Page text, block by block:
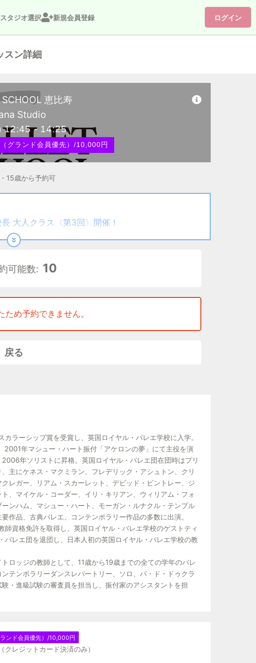
タジオ選択 新規会員登録 ログイン
スン詳細
恵比寿
Studio
12:45 - 14:25
グランド会員優先）/10,000円
15歳から予約可
大人クラス〈第3回〉開催！
の校長 蔵 健太による大人会員様対象クラス第
(YAGP) ではニューヨーク決選でも日本人とし
者として、国際的に評価を得ています。
したKumakawaメソッドは、アジア人がより早
は、大人の方がより美しく踊るためにも大変効果
教師・戸田梨紗子先生の参加が決定🌸✨
の機会にぜひご体験ください。
分）
スクール 校長］
主任教師］
ーダー教師］
決済のみ）
を用いたクラス）
員優先予約）
きます
催いたします。直接サインをいただける、またと
可能数: 10
ため予約できません。
戻る
ラーシップ賞を受賞し、英国ロイヤル・バレエ学校に入学。
2001年マシュー・ハート振付「アケロンの夢」にて主役を演
年ソリストに昇格。英国ロイヤル・バレエ団在団時はプリ
主にケネス・マクミラン、フレデリック・アシュトン、クリ
レガー、リアム・スカーレット、デビッド・ビントレー、ジ
、マイケル・コーダー、イリ・キリアン、ウィリアム・フォ
ンハム、マシュー・ハート、モーガン・ルナクル・テンプル
作品、古典バレエ、コンテンポラリー作品の多数に出演。
資格免許を取得し、英国ロイヤル・バレエ学校のゲストティ
レエ団を退団し、日本人初の英国ロイヤル・バレエ学校の教
ロッジの教師として、11歳から19歳までの全ての学年のバレ
テンポラリーダンスレパートリー、ソロ、パ・ド・ドゥクラ
・進級試験の審査員を担当し、振付家のアシスタントを担
ンド会員優先）/10,000円
クレジットカード決済のみ）